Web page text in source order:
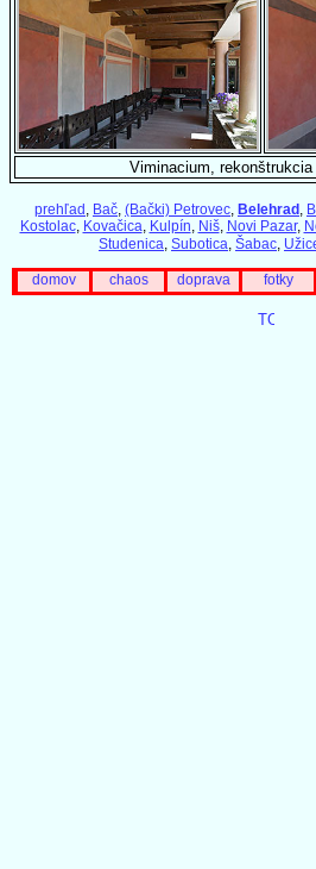
Viminacium,
prehľad Bač (Bački) Petrovec Belehrad
Kostolac, Kovačica Kulpín Niš, Novi Pazar,
Studenica Subotica Šabac
domov chaos doprava fotky